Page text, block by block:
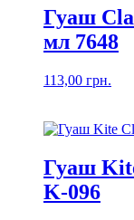
Гуаш
мл 7648
113,00 грн.
Гуаш
K-096